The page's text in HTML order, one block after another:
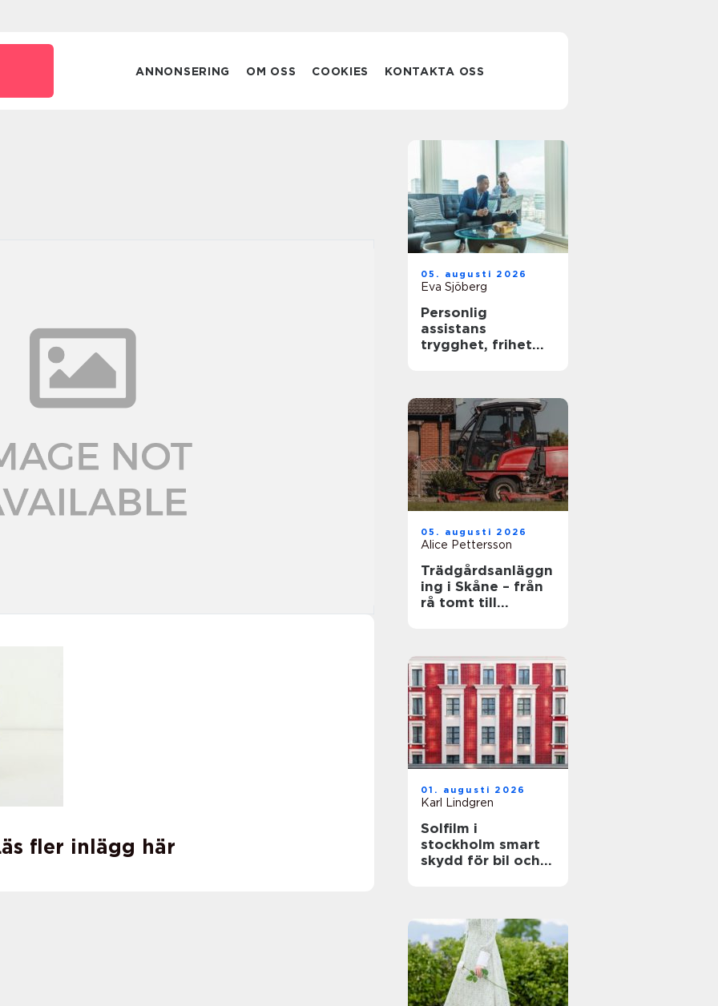
ANNONSERING OM OSS COOKIES KONTAKTA OSS
fler inlägg här
05. augusti 2026
Eva Sjöberg
Personlig
assistans
trygghet, frihet
05. augusti 2026
Alice Pettersson
Trädgårdsanläggn
ing i Skåne – från
rå tomt till
01. augusti 2026
Karl Lindgren
Solfilm i
stockholm smart
skydd för bil och